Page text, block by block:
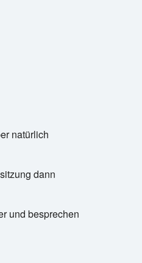
natürlich
dann
und besprechen